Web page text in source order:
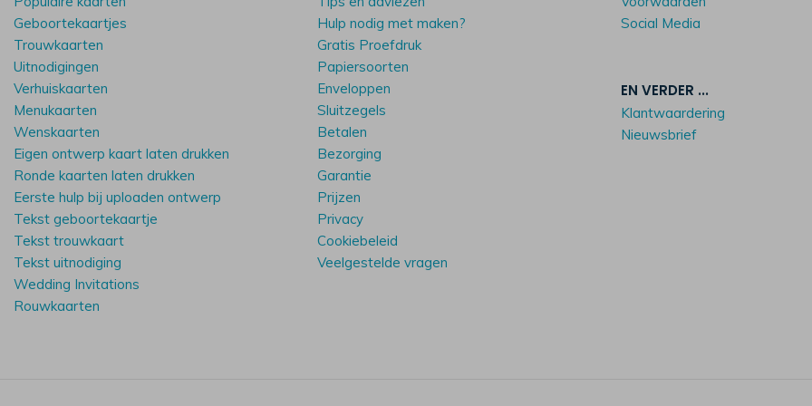
Geboortekaartjes
Trouwkaarten
Uitnodigingen
Verhuiskaarten
Menukaarten
Wenskaarten
Eigen ontwerp kaart laten drukken
Ronde kaarten laten drukken
Eerste hulp bij uploaden ontwerp
Tekst geboortekaartje
Tekst trouwkaart
Tekst uitnodiging
Wedding Invitations
Rouwkaarten
Hulp nodig met maken?
Gratis Proefdruk
Papiersoorten
Enveloppen
Sluitzegels
Betalen
Bezorging
Garantie
Prijzen
Privacy
Cookiebeleid
Veelgestelde vragen
Social Media
EN VERDER ...
Klantwaardering
Nieuwsbrief